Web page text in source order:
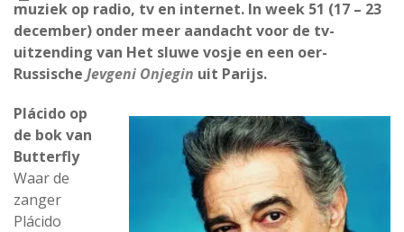
muziek op radio, tv en internet. In week 51 (17 – 23
december) onder meer aandacht voor de tv-
uitzending van Het sluwe vosje en een oer-
Russische Jevgeni Onjegin uit Parijs.
Plácido op
de bok van
Butterfly
Waar de
zanger
Plácido